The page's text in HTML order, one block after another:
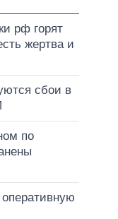
рф горят
жертва и
сбои в
по